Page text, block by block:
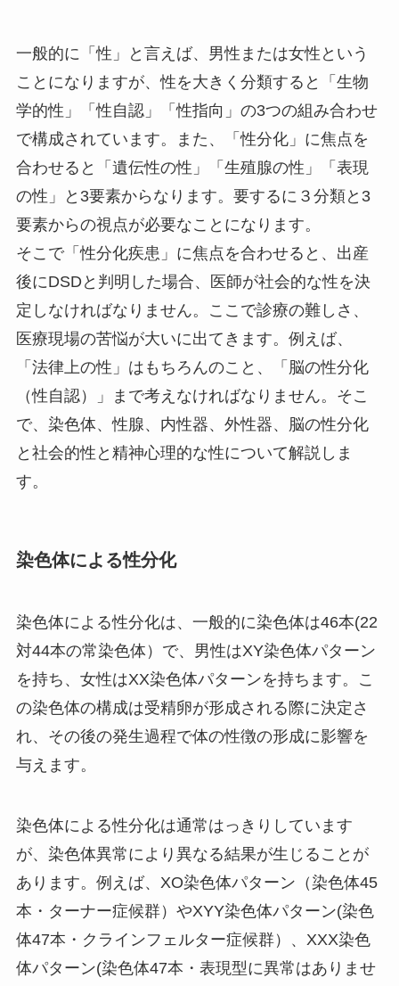
一般的に「性」と言えば、男性または女性という
ことになりますが、性を大きく分類すると「生物
学的性」「性自認」「性指向」の3つの組み合わせ
で構成されています。また、「性分化」に焦点を
合わせると「遺伝性の性」「生殖腺の性」「表現
の性」と3要素からなります。要するに３分類と3
要素からの視点が必要なことになります。
そこで「性分化疾患」に焦点を合わせると、出産
後にDSDと判明した場合、医師が社会的な性を決
定しなければなりません。ここで診療の難しさ、
医療現場の苦悩が大いに出てきます。例えば、
「法律上の性」はもちろんのこと、「脳の性分化
（性自認）」まで考えなければなりません。そこ
で、染色体、性腺、内性器、外性器、脳の性分化
と社会的性と精神心理的な性について解説しま
す。
染色体による性分化
染色体による性分化は、一般的に染色体は46本(22
対44本の常染色体）で、男性はXY染色体パターン
を持ち、女性はXX染色体パターンを持ちます。こ
の染色体の構成は受精卵が形成される際に決定さ
れ、その後の発生過程で体の性徴の形成に影響を
与えます。
染色体による性分化は通常はっきりしています
が、染色体異常により異なる結果が生じることが
あります。例えば、XO染色体パターン（染色体45
本・ターナー症候群）やXYY染色体パターン(染色
体47本・クラインフェルター症候群）、XXX染色
体パターン(染色体47本・表現型に異常はありませ